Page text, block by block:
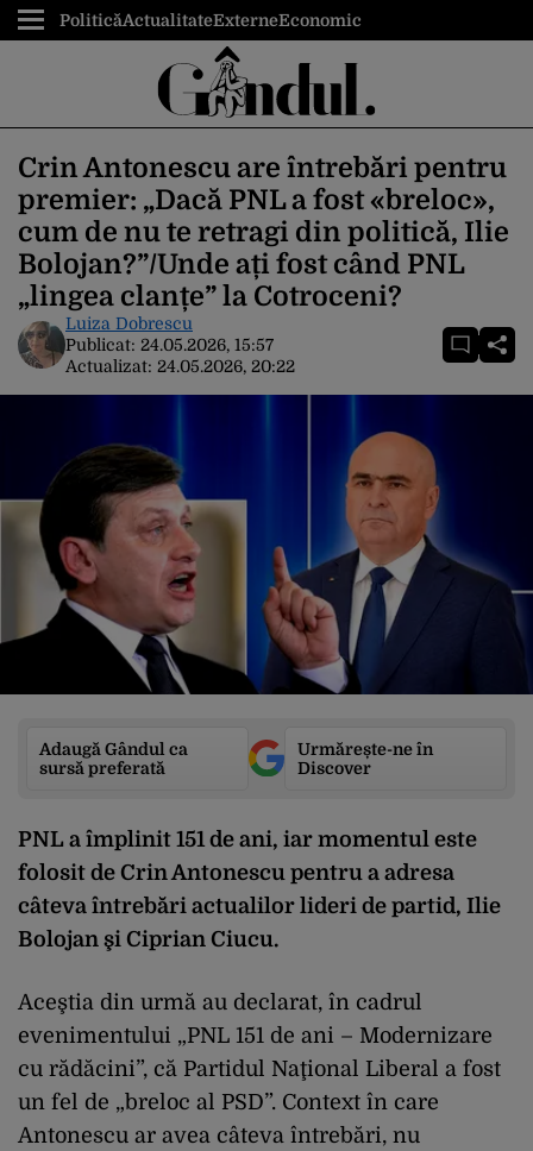
PoliticăActualitateExterneEconomic
Crin Antonescu are întrebări pentru
premier: „Dacă PNL a fost «breloc»,
cum de nu te retragi din politică, Ilie
Bolojan?”/Unde ați fost când PNL
„lingea clanțe” la Cotroceni?
Luiza Dobrescu
Publicat: 24.05.2026, 15:57
Actualizat: 24.05.2026, 20:22
Adaugă Gândul ca
sursă preferată
Urmărește-ne în
Discover
PNL a împlinit 151 de ani, iar momentul este
folosit de Crin Antonescu pentru a adresa
câteva întrebări actualilor lideri de partid, Ilie
Bolojan şi Ciprian Ciucu.
Aceştia din urmă au declarat, în cadrul
evenimentului „PNL 151 de ani – Modernizare
cu rădăcini”, că Partidul Naţional Liberal a fost
un fel de „breloc al PSD”. Context în care
Antonescu ar avea câteva întrebări, nu